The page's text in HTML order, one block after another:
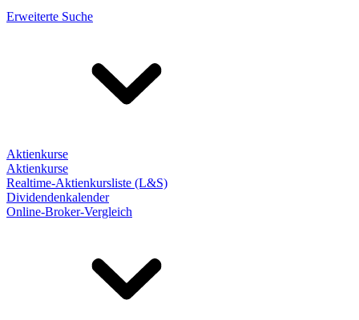
Erweiterte Suche
Aktienkurse
Aktienkurse
Realtime-Aktienkursliste (L&S)
Dividendenkalender
Online-Broker-Vergleich